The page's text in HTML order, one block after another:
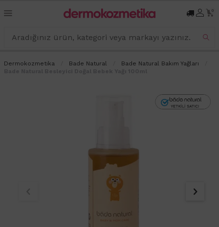
0
Dermokozmetika Bade Natural
Bade Natural Bakım Yağları